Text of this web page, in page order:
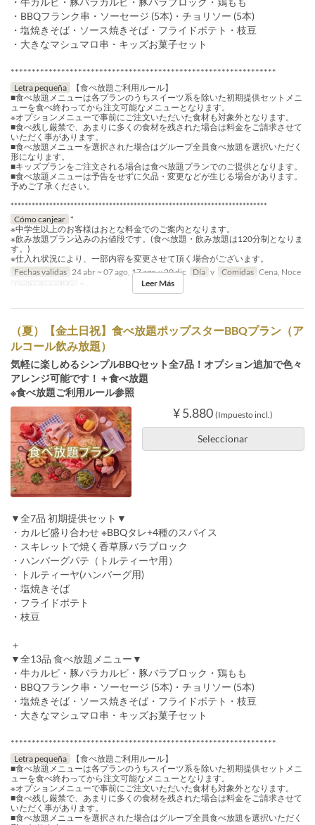
・BBQフランク串・ソーセージ (5本)・チョリソー (5本)
・塩焼きそば・ソース焼きそば・フライドポテト・枝豆
・大きなマシュマロ串・キッズお菓子セット
***************************************************************
Letra pequeña
【食べ放題ご利用ルール】
■食べ放題メニューは各プランのうちスイーツ系を除いた初期提供セットメニ
ューを食べ終わってから注文可能なメニューとなります。
※オプションメニューで事前にご注文いただいた食材も対象外となります。
■食べ残し厳禁で、あまりに多くの食材を残された場合は料金をご請求させて
いただく事があります。
■食べ放題メニューを選択された場合はグループ全員食べ放題を選択いただく
形になります。
■キッズプランをご注文される場合は食べ放題プランでのご提供となります。
■食べ放題メニューは予告をせずに欠品・変更などが生じる場合があります。
予めご了承ください。
*************************************************************************
Cómo canjear *
※中学生以上のお客様はおとな料金でのご案内となります。
※飲み放題プラン込みのお値段です。(食べ放題・飲み放題は120分制となりま
す。)
※仕入れ状況により、一部内容を変更させて頂く場合がございます。
Fechas validas 24 abr ~ 07 ago, 17 ago ~ 20 dic Día v Comidas Cena, Noce
Límite de pedido
2 ~ Leer Más
（夏）【金土日祝】食べ放題ポップスターBBQプラン（ア
ルコール飲み放題）
気軽に楽しめるシンプルBBQセット全7品！オプション追加で色々
アレンジ可能です！＋食べ放題
※食べ放題ご利用ルール参照
¥ 5.880 (Impuesto incl.)
Seleccionar
▼全7品 初期提供セット▼
・カルビ盛り合わせ ※BBQタレ+4種のスパイス
・スキレットで焼く香草豚バラブロック
・ハンバーグパテ（トルティーヤ用）
・トルティーヤ(ハンバーグ用)
・塩焼きそば
・フライドポテト
・枝豆
＋
▼全13品 食べ放題メニュー▼
・牛カルビ・豚バラカルビ・豚バラブロック・鶏もも
・BBQフランク串・ソーセージ (5本)・チョリソー (5本)
・塩焼きそば・ソース焼きそば・フライドポテト・枝豆
・大きなマシュマロ串・キッズお菓子セット
***************************************************************
Letra pequeña
【食べ放題ご利用ルール】
■食べ放題メニューは各プランのうちスイーツ系を除いた初期提供セットメニ
ューを食べ終わってから注文可能なメニューとなります。
※オプションメニューで事前にご注文いただいた食材も対象外となります。
■食べ残し厳禁で、あまりに多くの食材を残された場合は料金をご請求させて
いただく事があります。
■食べ放題メニューを選択された場合はグループ全員食べ放題を選択いただく